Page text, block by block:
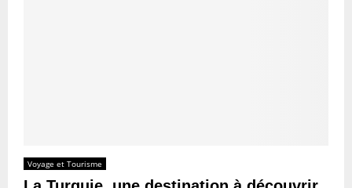
Voyage et Tourisme